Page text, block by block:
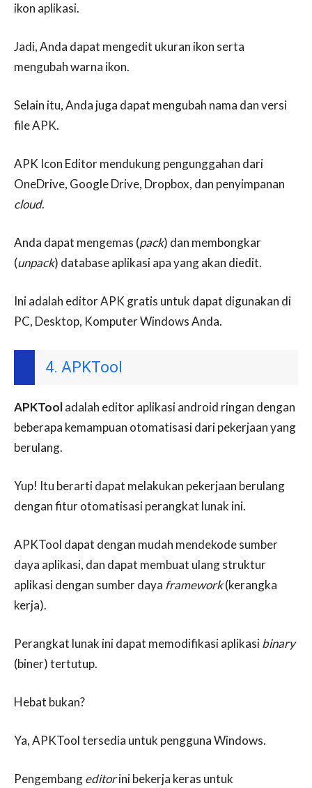
ikon aplikasi.
Jadi, Anda dapat mengedit ukuran ikon serta
mengubah warna ikon.
Selain itu, Anda juga dapat mengubah nama dan versi
file APK.
APK Icon Editor mendukung pengunggahan dari
OneDrive, Google Drive, Dropbox, dan penyimpanan
cloud.
Anda dapat mengemas (pack) dan membongkar
(unpack) database aplikasi apa yang akan diedit.
Ini adalah editor APK gratis untuk dapat digunakan di
PC, Desktop, Komputer Windows Anda.
4. APKTool
APKTooladalah editor aplikasi android ringan dengan
beberapa kemampuan otomatisasi dari pekerjaan yang
berulang.
Yup! Itu berarti dapat melakukan pekerjaan berulang
dengan fitur otomatisasi perangkat lunak ini.
APKTool dapat dengan mudah mendekode sumber
daya aplikasi, dan dapat membuat ulang struktur
aplikasi dengan sumber daya framework(kerangka
kerja).
Perangkat lunak ini dapat memodifikasi aplikasibinary
(biner) tertutup.
Hebat bukan?
Ya, APKTool tersedia untuk pengguna Windows.
Pengembangeditorini bekerja keras untuk